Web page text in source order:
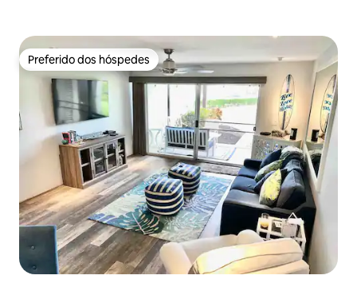
Preferido dos hóspedes
Preferido dos hóspedes